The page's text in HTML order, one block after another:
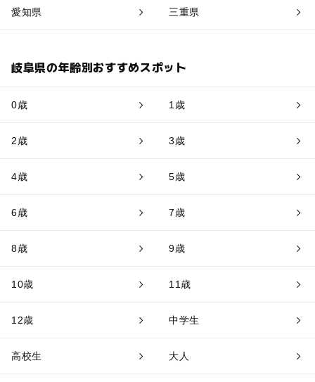
愛知県 三重県
岐阜県の年齢別おすすめスポット
0歳 1歳
2歳 3歳
4歳 5歳
6歳 7歳
8歳 9歳
10歳 11歳
12歳 中学生
高校生 大人